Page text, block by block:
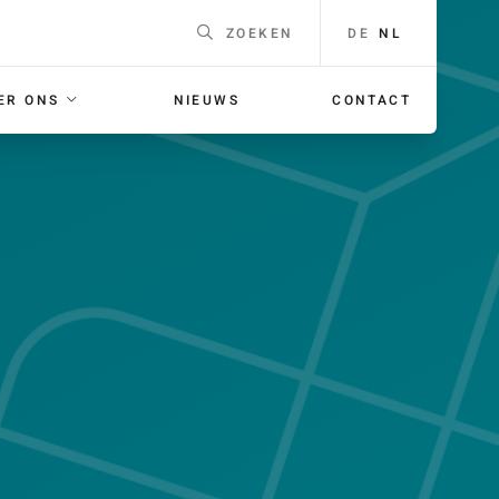
je
met
ZOEKEN DE NL
ONS NIEUWS CONTACT